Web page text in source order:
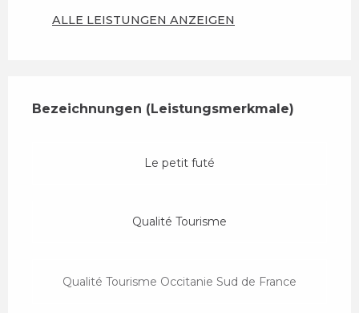
ALLE LEISTUNGEN ANZEIGEN
Bezeichnungen (Leistungsmerkmale)
Bezeichnungen (Leistungsmerkmale)
Le petit futé
Qualité Tourisme
Qualité Tourisme Occitanie Sud de France